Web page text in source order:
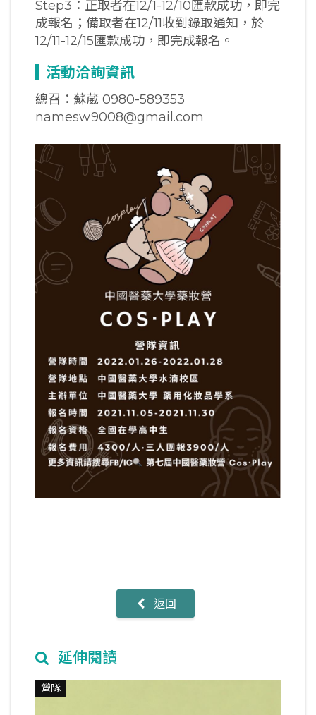
Step3：正取者在12/1-12/10匯款成功，即完
成報名；備取者在12/11收到錄取通知，於
12/11-12/15匯款成功，即完成報名。
活動洽詢資訊
總召：蘇葳 0980-589353
namesw9008@gmail.com
返回
延伸閱讀
營隊